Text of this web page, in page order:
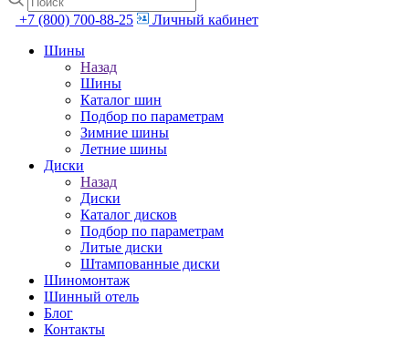
+7 (800) 700-88-25
Личный кабинет
Шины
Назад
Шины
Каталог шин
Подбор по параметрам
Зимние шины
Летние шины
Диски
Назад
Диски
Каталог дисков
Подбор по параметрам
Литые диски
Штампованные диски
Шиномонтаж
Шинный отель
Блог
Контакты